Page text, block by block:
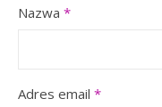
Nazwa *
Adres email *